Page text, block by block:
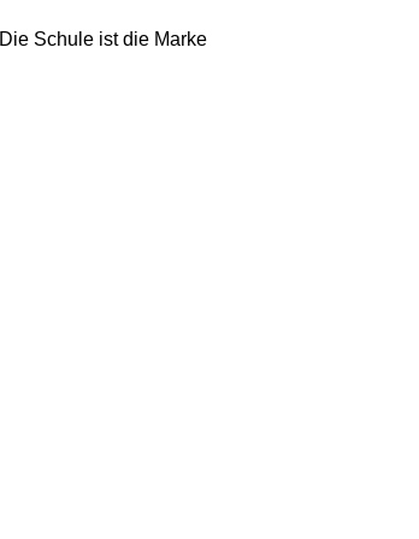
Die Schule ist die Marke